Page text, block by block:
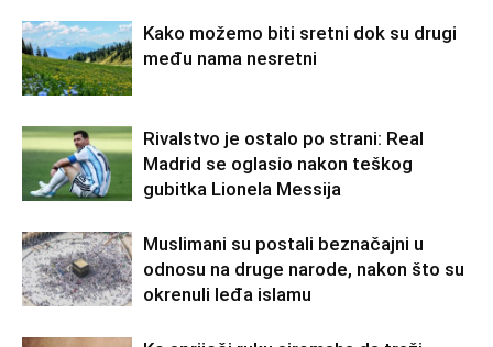
Kako možemo biti sretni dok su drugi
među nama nesretni
Rivalstvo je ostalo po strani: Real
Madrid se oglasio nakon teškog
gubitka Lionela Messija
Muslimani su postali beznačajni u
odnosu na druge narode, nakon što su
okrenuli leđa islamu